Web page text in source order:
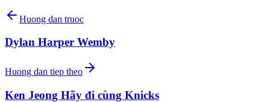
Huong dan truoc
Dylan Harper Wemby
Huong dan tiep theo
Ken Jeong Hãy đi cùng Knicks